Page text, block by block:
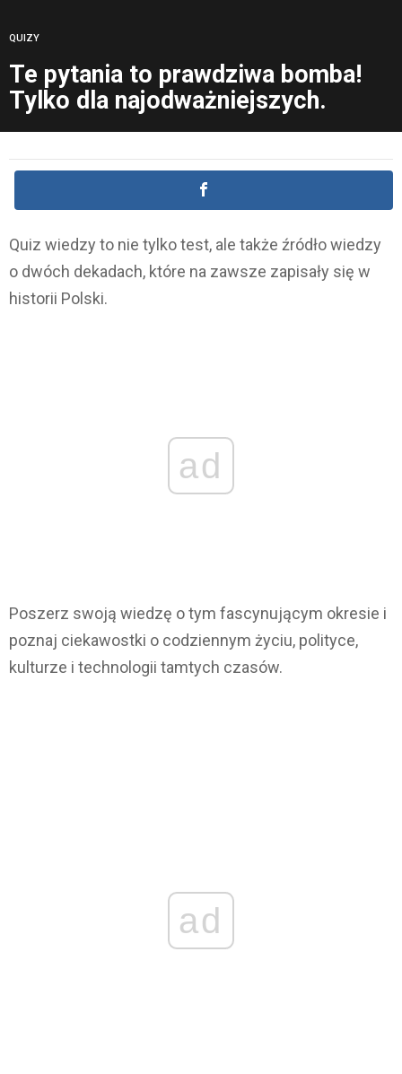
QUIZY
Te pytania to prawdziwa bomba!
Tylko dla najodważniejszych.
Quiz wiedzy to nie tylko test, ale także źródło wiedzy
o dwóch dekadach, które na zawsze zapisały się w
historii Polski.
ad
Poszerz swoją wiedzę o tym fascynującym okresie i
poznaj ciekawostki o codziennym życiu, polityce,
kulturze i technologii tamtych czasów.
ad